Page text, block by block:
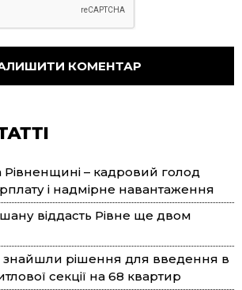
Рівненщині – кадровий голод
і надмірне навантаження
віддасть Рівне ще двом
знайшли рішення для введення в
секції на 68 квартир